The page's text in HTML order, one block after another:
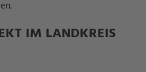
IM LANDKREIS